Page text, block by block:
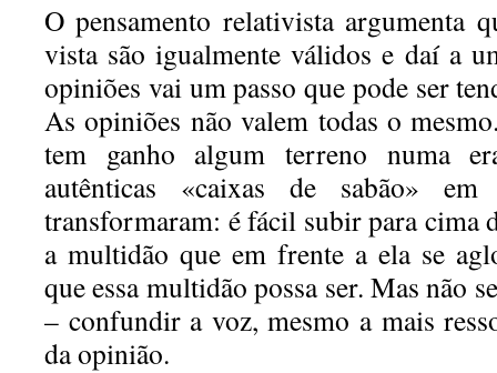
O pensamento relativista argumenta
vista são igualmente válidos e daí a
opiniões vai um passo que pode ser
As opiniões não valem todas o
tem ganho algum terreno numa
autênticas «caixas de sabão»
transformaram: é fácil subir para cima
a multidão que em frente a ela se
que essa multidão possa ser. Mas não
– confundir a voz, mesmo a mais
da opinião.